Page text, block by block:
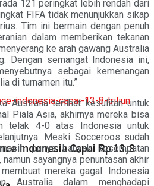
Indonesia Capai Rp 13,8
121 peringkat lebih rendah dari
FIFA tidak menunjukkan sikap
Tim ini bermain dengan penuh
dalam memberikan tekanan
ke arah gawang Australia
Dengan semangat Indonesia ini,
sebagai kemenangan
di turnamen itu.”
Australia terlihat kesulitan untuk
Piala Asia, akhirnya mereka bisa
telak 4-0 atas Indonesia untuk
Meski Socceroos sudah
punya banyak kesempatan
sayangnya penuntasan akhir
mereka gagal. Indonesia
Australia dalam menghadapi